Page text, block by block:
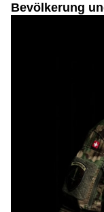
Bevölkerung